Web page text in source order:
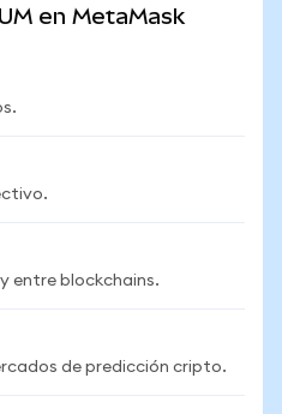
en MetaMask
entre blockchains.
de predicción cripto.